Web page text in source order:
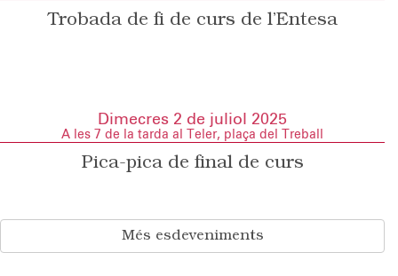
Trobada de fi de curs de l’Entesa
Dimecres 2 de juliol 2025
A les 7 de la tarda al Teler, plaça del Treball
Pica-pica de final de curs
Més esdeveniments